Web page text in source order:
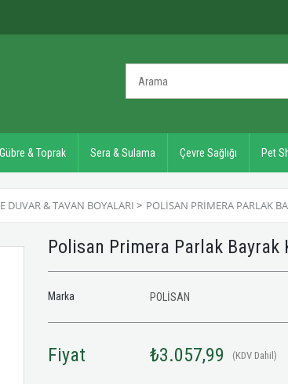
Gübre & Toprak Sera & Sulama Çevre Sağlığı Pet
DUVAR & TAVAN BOYALARI > POLISAN PRIMERA PARLAK
Polisan Primera Parlak Bayrak
Marka POLİSAN
Fiyat ₺3.057,99 (KDV Dahil)